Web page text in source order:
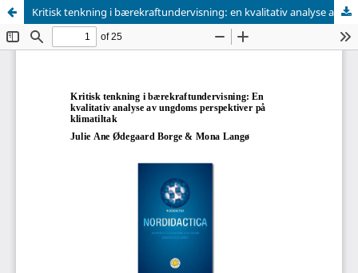
Kritisk tenkning i bærekraftundervisning: en kvalitativ analyse av ungdoms perspektiver på klimatiltak